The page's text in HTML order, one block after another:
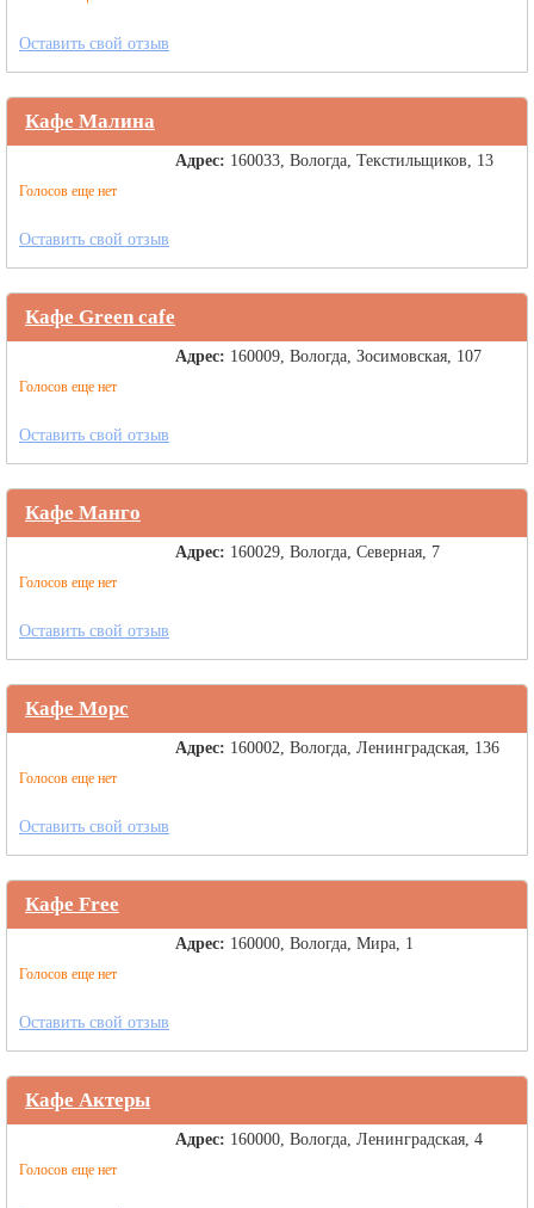
Оставить свой отзыв
Кафе Малина
Голосов еще нет
Адрес: 160033, Вологда, Текстильщиков, 13
Оставить свой отзыв
Кафе Green cafe
Голосов еще нет
Адрес: 160009, Вологда, Зосимовская, 107
Оставить свой отзыв
Кафе Манго
Голосов еще нет
Адрес: 160029, Вологда, Северная, 7
Оставить свой отзыв
Кафе Морс
Голосов еще нет
Адрес: 160002, Вологда, Ленинградская, 136
Оставить свой отзыв
Кафе Free
Голосов еще нет
Адрес: 160000, Вологда, Мира, 1
Оставить свой отзыв
Кафе Актеры
Голосов еще нет
Адрес: 160000, Вологда, Ленинградская, 4